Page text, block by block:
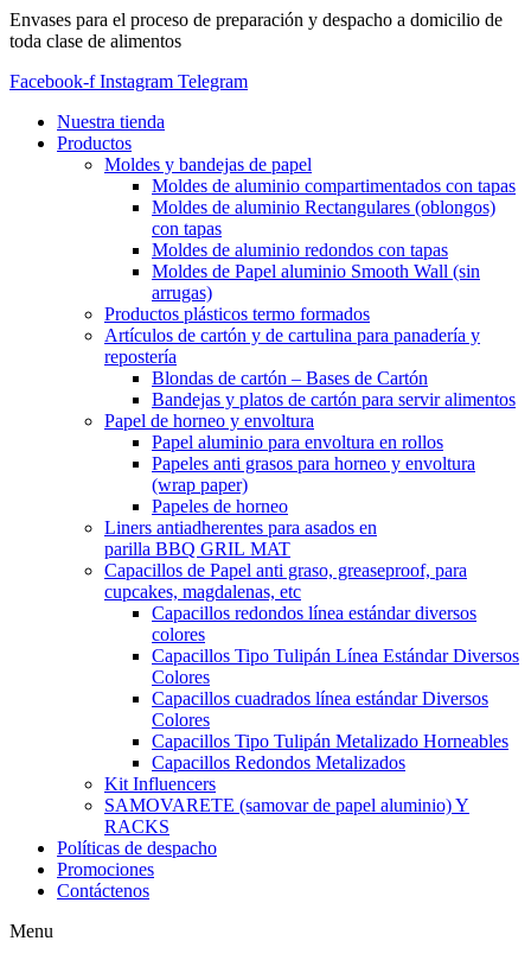
Envases para el proceso de preparación y despacho a domicilio de
toda clase de alimentos
Facebook-f Instagram Telegram
Nuestra tienda
Productos
Moldes y bandejas de papel
Moldes de aluminio compartimentados con tapas
Moldes de aluminio Rectangulares (oblongos)
con tapas
Moldes de aluminio redondos con tapas
Moldes de Papel aluminio Smooth Wall (sin
arrugas)
Productos plásticos termo formados
Artículos de cartón y de cartulina para panadería y
repostería
Blondas de cartón – Bases de Cartón
Bandejas y platos de cartón para servir alimentos
Papel de horneo y envoltura
Papel aluminio para envoltura en rollos
Papeles anti grasos para horneo y envoltura
(wrap paper)
Papeles de horneo
Liners antiadherentes para asados en
parilla BBQ GRIL MAT
Capacillos de Papel anti graso, greaseproof, para
cupcakes, magdalenas, etc
Capacillos redondos línea estándar diversos
colores
Capacillos Tipo Tulipán Línea Estándar Diversos
Colores
Capacillos cuadrados línea estándar Diversos
Colores
Capacillos Tipo Tulipán Metalizado Horneables
Capacillos Redondos Metalizados
Kit Influencers
SAMOVARETE (samovar de papel aluminio) Y
RACKS
Políticas de despacho
Promociones
Contáctenos
Menu